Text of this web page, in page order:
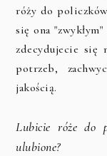
róży do
się ona
zdecydujecie się
potrzeb,
jakością.
Lubicie róże do
ulubione?